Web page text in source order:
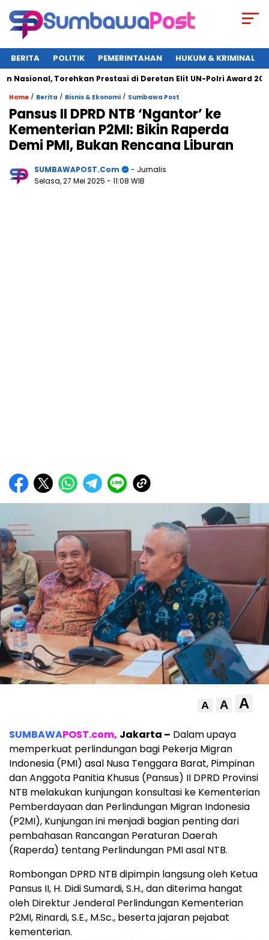
BERITA POLITIK PEMERINTAHAN HUKUM & KRIMINAL
Torehkan Prestasi di Deretan Elit UN-Polri Award 2025
Home / Berita / Bisnis & Ekonomi / Sumbawa Post
Pansus II DPRD NTB ‘Ngantor’ ke
Kementerian P2MI: Bikin Raperda
Demi PMI, Bukan Rencana Liburan
SUMBAWAPOST.com
- Jurnalis
Selasa, 27 Mei 2025 - 11:08 WIB
A A A
SUMBAWAPOST.com, Jakarta – Dalam upaya
memperkuat perlindungan bagi Pekerja Migran
Indonesia (PMI) asal Nusa Tenggara Barat, Pimpinan
dan Anggota Panitia Khusus (Pansus) II DPRD Provinsi
NTB melakukan kunjungan konsultasi ke Kementerian
Pemberdayaan dan Perlindungan Migran Indonesia
(P2MI), Kunjungan ini menjadi bagian penting dari
pembahasan Rancangan Peraturan Daerah
(Raperda) tentang Perlindungan PMI asal NTB.
Rombongan DPRD NTB dipimpin langsung oleh Ketua
Pansus II, H. Didi Sumardi, S.H., dan diterima hangat
oleh Direktur Jenderal Perlindungan Kementerian
P2MI, Rinardi, S.E., M.Sc., beserta jajaran pejabat
kementerian.